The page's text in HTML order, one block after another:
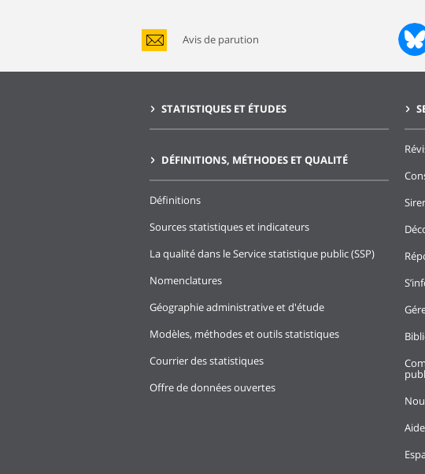
Avis de parution
STATISTIQUES ET ÉTUDES
DÉFINITIONS, MÉTHODES ET QUALITÉ
Définitions
Sources statistiques et indicateurs
La qualité dans le Service statistique public (SSP)
Nomenclatures
Géographie administrative et d'étude
Modèles, méthodes et outils statistiques
Courrier des statistiques
Offre de données ouvertes